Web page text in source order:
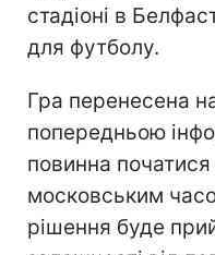
стадіоні в
для футболу.
Гра перенесена
попередньою
повинна
московським
рішення буде